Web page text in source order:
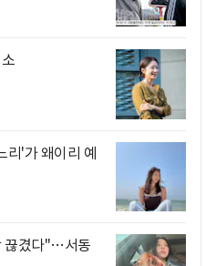
리'가 왜이리 예
끊겼다"…서동